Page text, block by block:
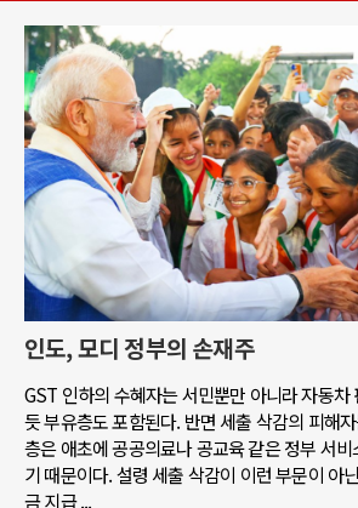
인도, 모디 정부의 손재주
GST 인하의 수혜자는 서민뿐만 아니라 자동차
듯 부유층도 포함된다. 반면 세출 삭감의 피해
층은 애초에 공공의료나 공교육 같은 정부 서
기 때문이다. 설령 세출 삭감이 이런 부문이 아
금 지급 ...